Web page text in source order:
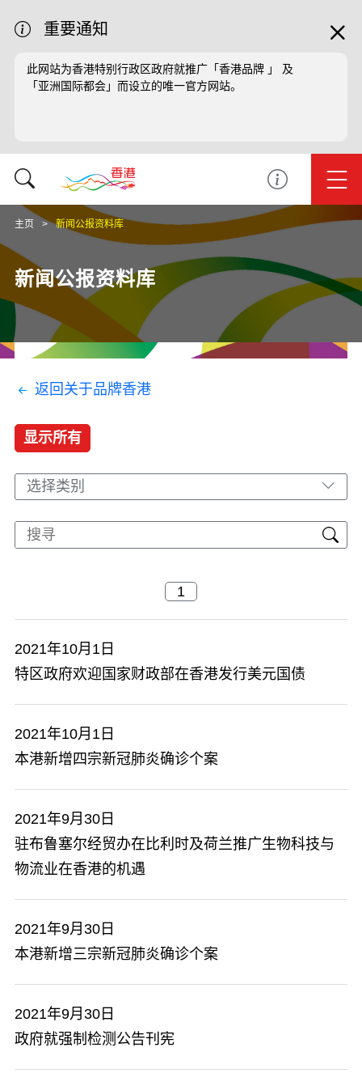
重要通知
此网站为香港特别行政区政府就推广「香港品牌 」 及
「亚洲国际都会」而设立的唯一官方网站。
主页 新闻公报资料库
新闻公报资料库
返回关于品牌香港
显示所有
选择类别
2021年10月1日
特区政府欢迎国家财政部在香港发行美元国债
2021年10月1日
本港新增四宗新冠肺炎确诊个案
2021年9月30日
驻布鲁塞尔经贸办在比利时及荷兰推广生物科技与
物流业在香港的机遇
2021年9月30日
本港新增三宗新冠肺炎确诊个案
2021年9月30日
政府就强制检测公告刊宪